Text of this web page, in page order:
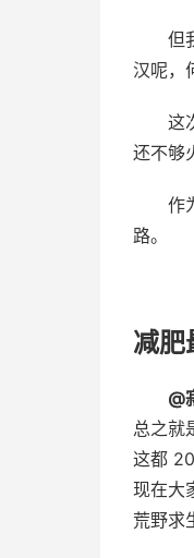
但
汉呢，
这
还不够
作
路。
减肥
@
总之就
这都
现在大
荒野求